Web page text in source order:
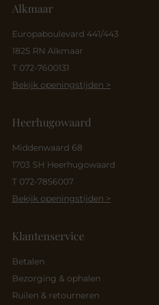
Alkmaar
Europaboulevard 441/443
1825 RN Alkmaar
T 072-7600131
Bekijk openingstijden >
Heerhugowaard
Middenwaard 68
1703 SH Heerhugowaard
T 072-7856007
Bekijk openingstijden >
Klantenservice
Betalen
Bezorging & ophalen
Ruilen & retourneren